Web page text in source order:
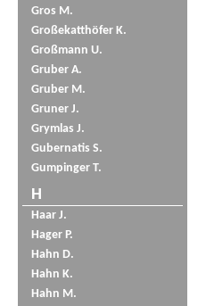
Gros M.
Großekatthöfer K.
Großmann U.
Gruber A.
Gruber M.
Gruner J.
Grymlas J.
Gubernatis S.
Gumpinger T.
H
Haar J.
Hager P.
Hahn D.
Hahn K.
Hahn M.